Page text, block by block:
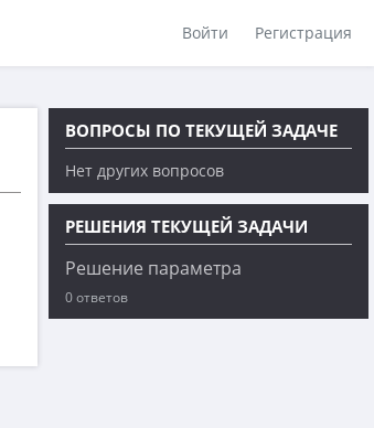
Войти Регистрация
ВОПРОСЫ ПО ТЕКУЩЕЙ ЗАДАЧЕ
Нет других вопросов
РЕШЕНИЯ ТЕКУЩЕЙ ЗАДАЧИ
Решение параметра
0 ответов